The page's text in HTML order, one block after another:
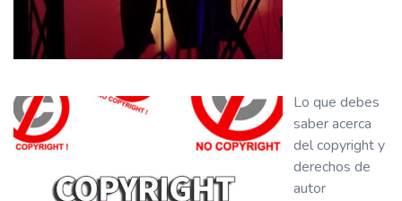
Lo que debes
saber acerca
del copyright y
derechos de
autor